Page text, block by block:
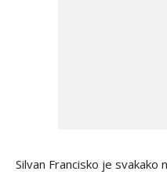
Silvan Francisko je svakako